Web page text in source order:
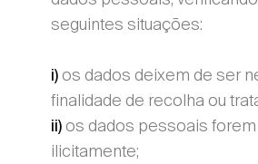
seguintes situações:
i) os dados deixem de ser
finalidade de recolha ou
ii) os dados pessoais
ilicitamente;